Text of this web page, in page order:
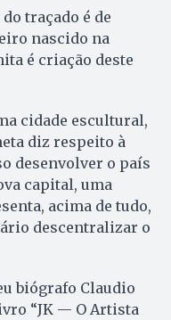
traçado é de
nascido na
é criação deste
cidade escultural,
diz respeito à
desenvolver o país
capital, uma
acima de tudo,
descentralizar o
biógrafo Claudio
“JK — O Artista